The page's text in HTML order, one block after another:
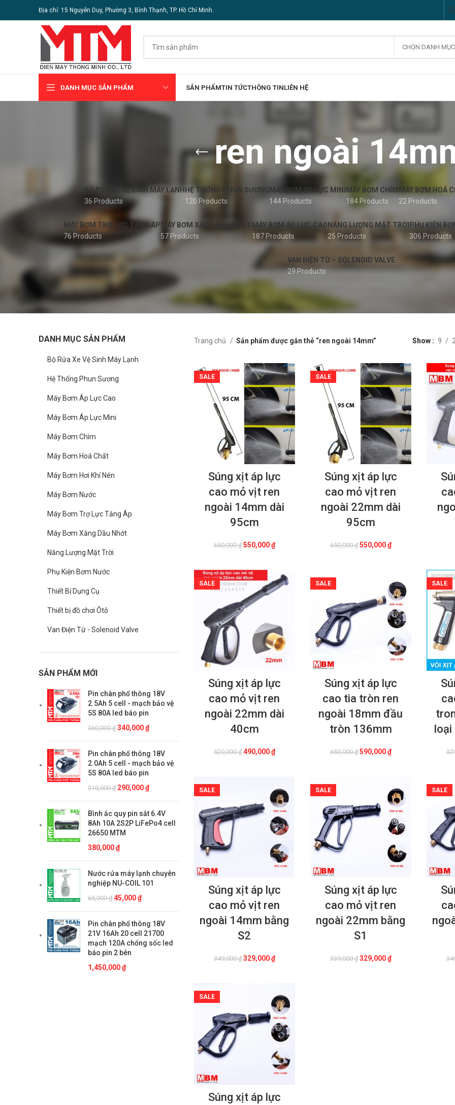
Địa chỉ: 15 Nguyễn Duy, Phường 3, Bình Thạnh, TP. Hồ Chí Minh.
CHỌN DANH MỤC
DANH MỤC SẢN PHẨM SẢN PHẨMTIN TỨCTHÔNG TINLIÊN HỆ
ren ngoài
BỘ RỬA XE VỆ SINH MÁY LẠNH
36 Products
HỆ THỐNG PHUN SƯƠNG
120 Products
MÁY BƠM ÁP LỰC MINI
144 Products
MÁY BƠM CHÌM
184 Products
MÁY BƠM HOÁ
22 Products
MÁY BƠM TRỢ LỰC TĂNG ÁP
76 Products
MÁY BƠM XĂNG DẦU NHỚT
57 Products
MÁY BƠM ÁP LỰC CAO
187 Products
NĂNG LƯỢNG MẶT TRỜI
25 Products
PHỤ KIỆN
306 Products
VAN ĐIỆN TỪ – SOLENOID VALVE
29 Products
DANH MỤC SẢN PHẨM
Bộ Rửa Xe Vệ Sinh Máy Lạnh
Hệ Thống Phun Sương
Máy Bơm Áp Lực Cao
Máy Bơm Áp Lực Mini
Máy Bơm Chìm
Máy Bơm Hoá Chất
Máy Bơm Hơi Khí Nén
Máy Bơm Nước
Máy Bơm Trợ Lực Tăng Áp
Máy Bơm Xăng Dầu Nhớt
Năng Lượng Mặt Trời
Phụ Kiện Bơm Nước
Thiết Bị Dụng Cụ
Thiết bị đồ chơi Ôtô
Van Điện Từ - Solenoid Valve
SẢN PHẨM MỚI
Pin chân phổ thông 18V
2.5Ah 5 cell - mạch bảo vệ
5S 80A led báo pin
360,000₫ Giá
là:
360,000 ₫.
340,000₫Giá
tại
là:
Pin chân phổ thông 18V
2.0Ah 5 cell - mạch bảo vệ
5S 80A led báo pin
310,000₫ Giá
310,000 ₫.
290,000₫Giá
tại
là:
Bình ắc quy pin sắt 6.4V
8Ah 10A 2S2P LiFePo4 cell
26650 MTM
380,000₫
Nước rửa máy lạnh chuyên
nghiệp NU-COIL 101
65,000₫ Giá
65,000 ₫.
45,000₫Giá
là:
45,000 ₫.
Pin chân phổ thông 18V
21V 16Ah 20 cell 21700
mạch 120A chống sốc led
báo pin 2 bên
1,450,000₫
Trang chủ Sản phẩm được gắn thẻ “ren ngoài 14mm” Show 9
SALE
Súng xịt áp lực
cao mỏ vịt ren
ngoài 14mm dài
95cm
650,000₫ Giá
650,000 ₫.
550,000₫Giá
550,000 ₫.
SALE
Súng xịt áp lực
cao mỏ vịt ren
ngoài 22mm dài
95cm
650,000₫ Giá
550,000₫Giá
550,000 ₫.
SALE
Súng xịt áp lực
cao mỏ vịt ren
ngoài 22mm dài
40cm
520,000₫ Giá
490,000₫Giá
490,000 ₫.
SALE
Súng xịt áp lực
cao tia tròn ren
ngoài 18mm đầu
tròn 136mm
650,000₫ Giá
590,000₫Giá
590,000 ₫.
SALE
SALE
Súng xịt áp lực
cao mỏ vịt ren
ngoài 14mm bằng
S2
349,000₫ Giá
329,000₫Giá
329,000 ₫.
SALE
Súng xịt áp lực
cao mỏ vịt ren
ngoài 22mm bằng
S1
339,000₫ Giá
329,000₫Giá
SALE
SALE
Súng xịt áp lực